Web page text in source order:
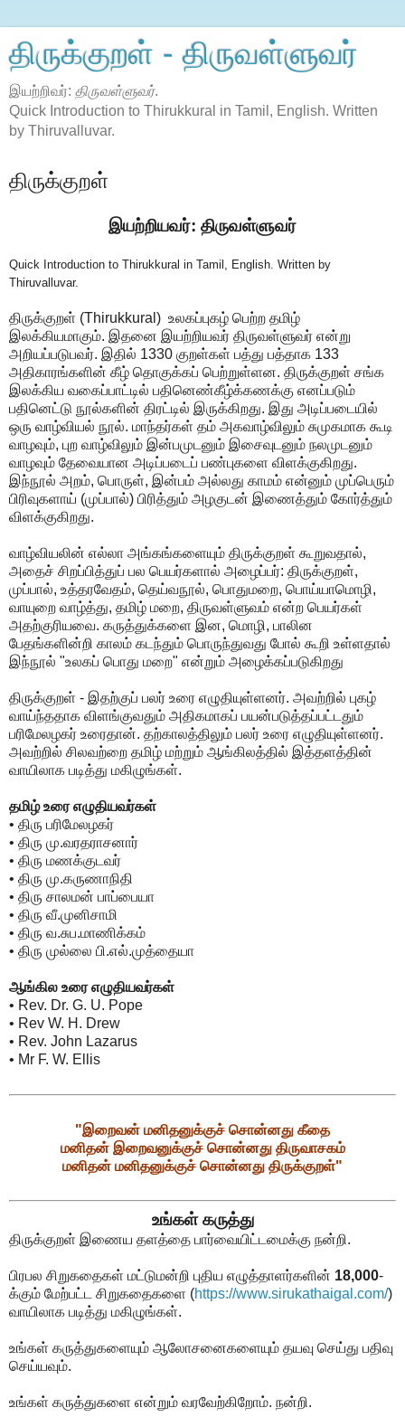
திருக்குறள் - திருவள்ளுவர்
இயற்றிவர்: திருவள்ளுவர்.
Quick Introduction to Thirukkural in Tamil, English. Written
by Thiruvalluvar.
திருக்குறள்
இயற்றியவர்: திருவள்ளுவர்
Quick Introduction to Thirukkural in Tamil, English. Written by
Thiruvalluvar.
திருக்குறள் (Thirukkural) உலகப்புகழ் பெற்ற தமிழ்
இலக்கியமாகும். இதனை இயற்றியவர் திருவள்ளுவர் என்று
அறியப்படுபவர். இதில் 1330 குறள்கள் பத்து பத்தாக 133
அதிகாரங்களின் கீழ் தொகுக்கப் பெற்றுள்ளன. திருக்குறள் சங்க
இலக்கிய வகைப்பாட்டில் பதினெண்கீழ்க்கணக்கு எனப்படும்
பதினெட்டு நூல்களின் திரட்டில் இருக்கிறது. இது அடிப்படையில்
ஒரு வாழ்வியல் நூல். மாந்தர்கள் தம் அகவாழ்விலும் சுமுகமாக கூடி
வாழவும், புற வாழ்விலும் இன்பமுடனும் இசைவுடனும் நலமுடனும்
வாழவும் தேவையான அடிப்படைப் பண்புகளை விளக்குகிறது.
இந்நூல் அறம், பொருள், இன்பம் அல்லது காமம் என்னும் முப்பெரும்
பிரிவுகளாய் (முப்பால்) பிரித்தும் அழகுடன் இணைத்தும் கோர்த்தும்
விளக்குகிறது.
வாழ்வியலின் எல்லா அங்கங்களையும் திருக்குறள் கூறுவதால்,
அதைச் சிறப்பித்துப் பல பெயர்களால் அழைப்பர்: திருக்குறள்,
முப்பால், உத்தரவேதம், தெய்வநூல், பொதுமறை, பொய்யாமொழி,
வாயுறை வாழ்த்து, தமிழ் மறை, திருவள்ளுவம் என்ற பெயர்கள்
அதற்குரியவை. கருத்துக்களை இன, மொழி, பாலின
பேதங்களின்றி காலம் கடந்தும் பொருந்துவது போல் கூறி உள்ளதால்
இந்நூல் "உலகப் பொது மறை" என்றும் அழைக்கப்படுகிறது
திருக்குறள் - இதற்குப் பலர் உரை எழுதியுள்ளனர். அவற்றில் புகழ்
வாய்ந்ததாக விளங்குவதும் அதிகமாகப் பயன்படுத்தப்பட்டதும்
பரிமேலழகர் உரைதான். தற்காலத்திலும் பலர் உரை எழுதியுள்ளனர்.
அவற்றில் சிலவற்றை தமிழ் மற்றும் ஆங்கிலத்தில் இத்தளத்தின்
வாயிலாக படித்து மகிழுங்கள்.
தமிழ் உரை எழுதியவர்கள்
• திரு பரிமேலழகர்
• திரு மு.வரதராசனார்
• திரு மணக்குடவர்
• திரு மு.கருணாநிதி
• திரு சாலமன் பாப்பையா
• திரு வீ.முனிசாமி
• திரு வ.சுப.மாணிக்கம்
• திரு முல்லை பி.எல்.முத்தையா
ஆங்கில உரை எழுதியவர்கள்
• Rev. Dr. G. U. Pope
• Rev W. H. Drew
• Rev. John Lazarus
• Mr F. W. Ellis
"இறைவன் மனிதனுக்குச் சொன்னது கீதை
மனிதன் இறைவனுக்குச் சொன்னது திருவாசகம்
மனிதன் மனிதனுக்குச் சொன்னது திருக்குறள்"
உங்கள் கருத்து
திருக்குறள் இணைய தளத்தை பார்வையிட்டமைக்கு நன்றி.
பிரபல சிறுகதைகள் மட்டுமன்றி புதிய எழுத்தாளர்களின் 18,000-
க்கும் மேற்பட்ட சிறுகதைகளை (https://www.sirukathaigal.com/)
வாயிலாக படித்து மகிழுங்கள்.
உங்கள் கருத்துகளையும் ஆலோசனைகளையும் தயவு செய்து பதிவு
செய்யவும்.
உங்கள் கருத்துகளை என்றும் வரவேற்கிறோம். நன்றி.